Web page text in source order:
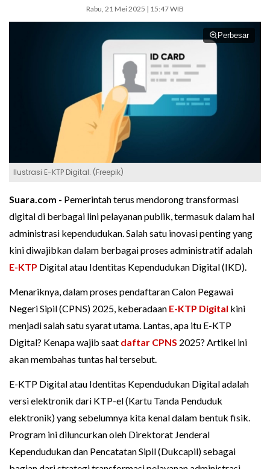
Rabu, 21 Mei 2025 | 15:47 WIB
Perbesar
Ilustrasi E-KTP Digital. (Freepik)
Suara.com - Pemerintah terus mendorong transformasi
digital di berbagai lini pelayanan publik, termasuk dalam hal
administrasi kependudukan. Salah satu inovasi penting yang
kini diwajibkan dalam berbagai proses administratif adalah
E-KTP Digital atau Identitas Kependudukan Digital (IKD).
Menariknya, dalam proses pendaftaran Calon Pegawai
Negeri Sipil (CPNS) 2025, keberadaan E-KTP Digital kini
menjadi salah satu syarat utama. Lantas, apa itu E-KTP
Digital? Kenapa wajib saat daftar CPNS 2025? Artikel ini
akan membahas tuntas hal tersebut.
E-KTP Digital atau Identitas Kependudukan Digital adalah
versi elektronik dari KTP-el (Kartu Tanda Penduduk
elektronik) yang sebelumnya kita kenal dalam bentuk fisik.
Program ini diluncurkan oleh Direktorat Jenderal
Kependudukan dan Pencatatan Sipil (Dukcapil) sebagai